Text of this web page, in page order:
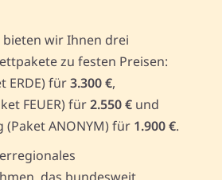
wir Ihnen drei
zu festen Preisen:
ERDE) für3.300 €,
FEUER) für2.550 € und
ANONYM) für 1.900 €.